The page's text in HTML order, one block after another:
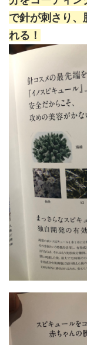
で針が刺さり、
れる！